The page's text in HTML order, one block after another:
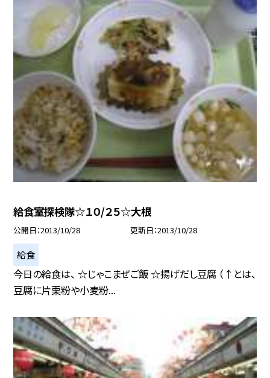
給食室探検隊☆１０/２５☆大根
公開日 2013/10/28 更新日 2013/10/28
給食
今日の給食は、 ☆じゃこまぜご飯 ☆揚げだし豆腐 （↑とは、
豆腐に片栗粉や小麦粉...